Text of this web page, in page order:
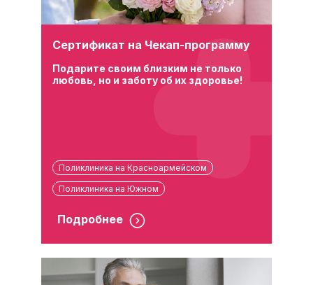
Сертификат на Чекап-программу
Подарите своим близким не только
любовь, но и заботу об их здоровье!
Поликлиника на Красноармейском
Поликлиника на Южном
Подробнее